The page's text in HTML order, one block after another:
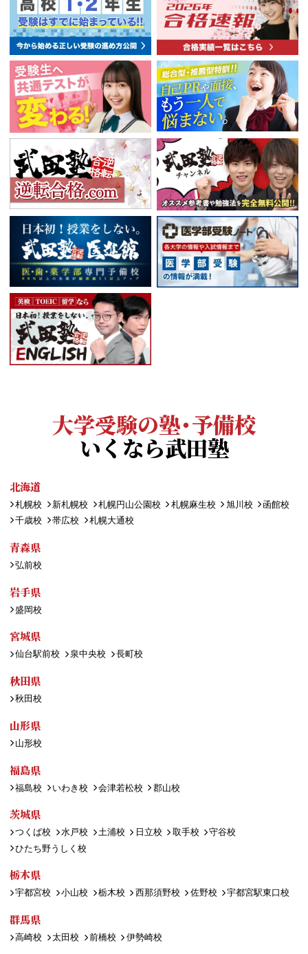
大学受験の塾・予備校
いくなら武田塾
北海道
札幌校 新札幌校 札幌円山公園校 札幌麻生校 旭川校
函館校
千歳校
帯広校 札幌大通校
青森県
弘前校
岩手県
盛岡校
宮城県
仙台駅前校 泉中央校 長町校
秋田県
秋田校
山形県
山形校
福島県
福島校 いわき校 会津若松校 郡山校
茨城県
つくば校 水戸校 土浦校 日立校 取手校
守谷校
ひたち野うしく校
栃木県
宇都宮校 小山校 栃木校 西那須野校 佐野校 宇都宮駅東口校
群馬県
高崎校 太田校 前橋校 伊勢崎校